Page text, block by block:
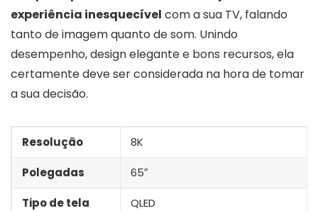
experiência inesquecível com a sua TV, falando
tanto de imagem quanto de som. Unindo
desempenho, design elegante e bons recursos, ela
certamente deve ser considerada na hora de tomar
a sua decisão.
Resolução 8K
Polegadas 65″
Tipo de tela QLED